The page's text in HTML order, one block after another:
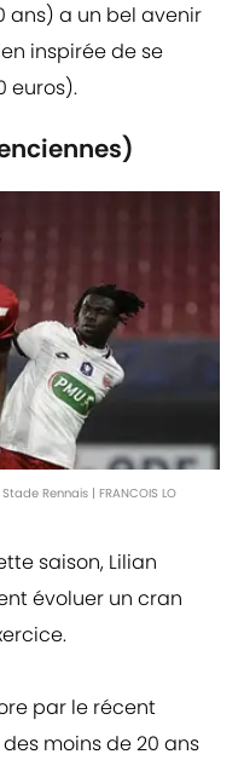
ans) a un bel avenir
inspirée de se
euros).
Rennais | FRANCOIS LO
saison, Lilian
évoluer un cran
par le récent
moins de 20 ans